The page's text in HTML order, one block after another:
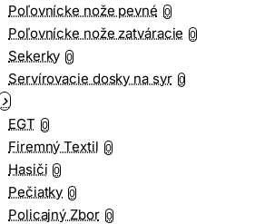
Poľovnícke nože pevné 0
Poľovnícke nože zatváracie 0
Sekerky 0
Servírovacie dosky na syr 0
EGT 0
Firemný Textil 0
Hasiči 0
Pečiatky 0
Policajný Zbor 0